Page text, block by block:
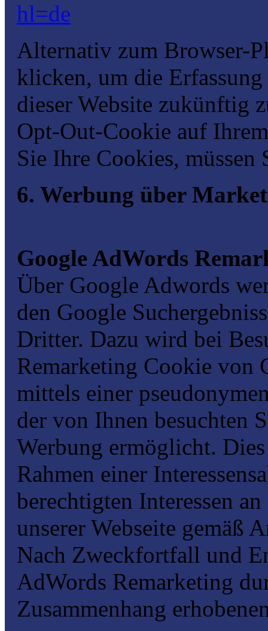
hl=de
Alternativ zum Browser-
klicken, um die
dieser Website zukünftig
Opt-Out-Cookie auf
Sie Ihre Cookies,
6. Werbung über
Google AdWords
Über Google Adwords
den Google
Dritter. Dazu wird bei
Remarketing Cookie von
mittels einer
der von Ihnen besuchten
Werbung ermöglicht.
Rahmen einer
berechtigten Interessen
unserer Webseite gemäß
Nach Zweckfortfall und
AdWords Remarketing
Zusammenhang